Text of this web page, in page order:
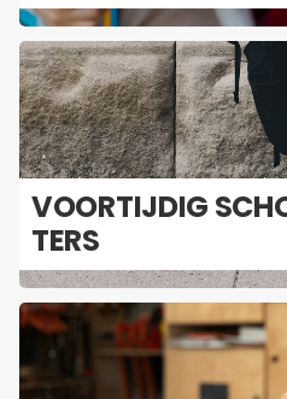
VOOR­TIJ­DIG
TERS